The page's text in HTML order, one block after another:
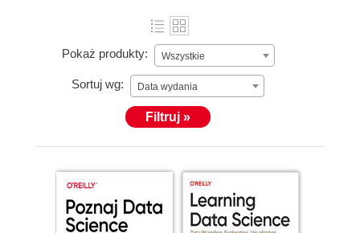
Pokaż produkty: Wszystkie
Sortuj wg: Data wydania
Filtruj »